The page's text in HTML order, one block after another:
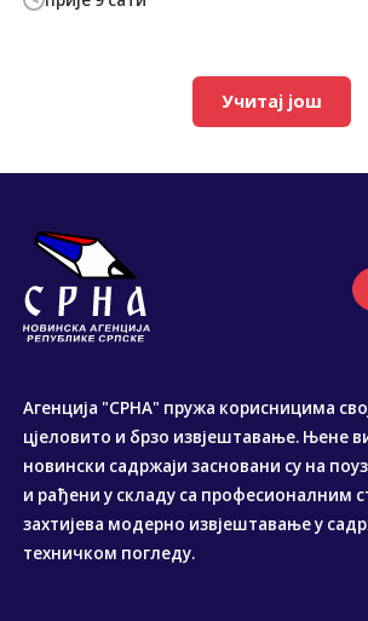
Учитај још
Агенција "СРНА" пружа корисницима
цјеловито и брзо извјештавање. Њене
новински садржаји засновани су на
и рађени у складу са професионалним
захтијева модерно извјештавање у
техничком погледу.